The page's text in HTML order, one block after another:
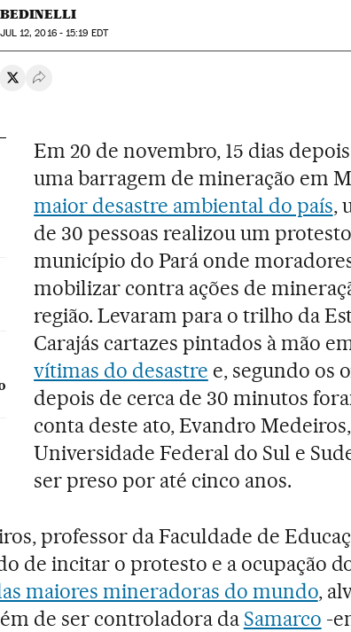
JUL12, 2016 - 15:19 EDT
en Whatsapp
en Facebook
Compartir en Twitter
Desplegar Redes Sociales
Em 20 de novembro, 15 dias
uma barragem de mineração em
maior desastre ambiental do país,
de 30 pessoas realizou um
município do Pará onde
mobilizar contra ações de
região. Levaram para o trilho da
Carajás cartazes pintados à mão
vítimas do desastre e, segundo os
depois de cerca de 30 minutos
conta deste ato, Evandro
Universidade Federal do Sul e
ser preso por até cinco anos.
professor da Faculdade de
de incitar o protesto e a ocupação
maiores mineradoras do mundo,
de ser controladora da Samarco -